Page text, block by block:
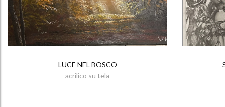
LUCE NEL BOSCO
acrilico su tela